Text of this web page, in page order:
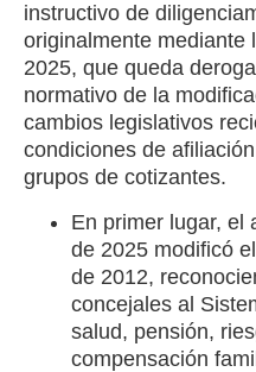
instructivo de
originalmente mediante
2025, que queda
normativo de la
cambios legislativos
condiciones de
grupos de cotizantes.
En primer lugar, el
de 2025 modificó
de 2012,
concejales al
salud, pensión,
compensación